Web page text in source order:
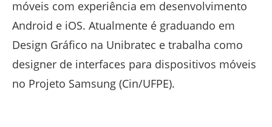
móveis com experiência em desenvolvimento
Android e iOS. Atualmente é graduando em
Design Gráfico na Unibratec e trabalha como
designer de interfaces para dispositivos móveis
no Projeto Samsung (Cin/UFPE).